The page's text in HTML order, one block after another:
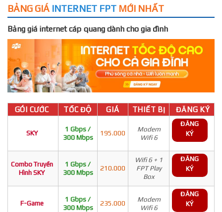
BẢNG GIÁ INTERNET FPT MỚI NHẤT
Bảng giá internet cáp quang dành cho gia đình
GÓI CƯỚC TỐC ĐỘ GIÁ THIẾT BỊ ĐĂNG KÝ
SKY
1 Gbps /
300 Mbps
195.000
Modem
Wifi 6
ĐĂNG
KÝ
Combo Truyền
Hình SKY
1 Gbps /
300 Mbps
210.000
Wifi 6 + 1
FPT Play
Box
ĐĂNG
KÝ
F-Game
1 Gbps /
300 Mbps
235.000
Modem
Wifi 6
ĐĂNG
KÝ